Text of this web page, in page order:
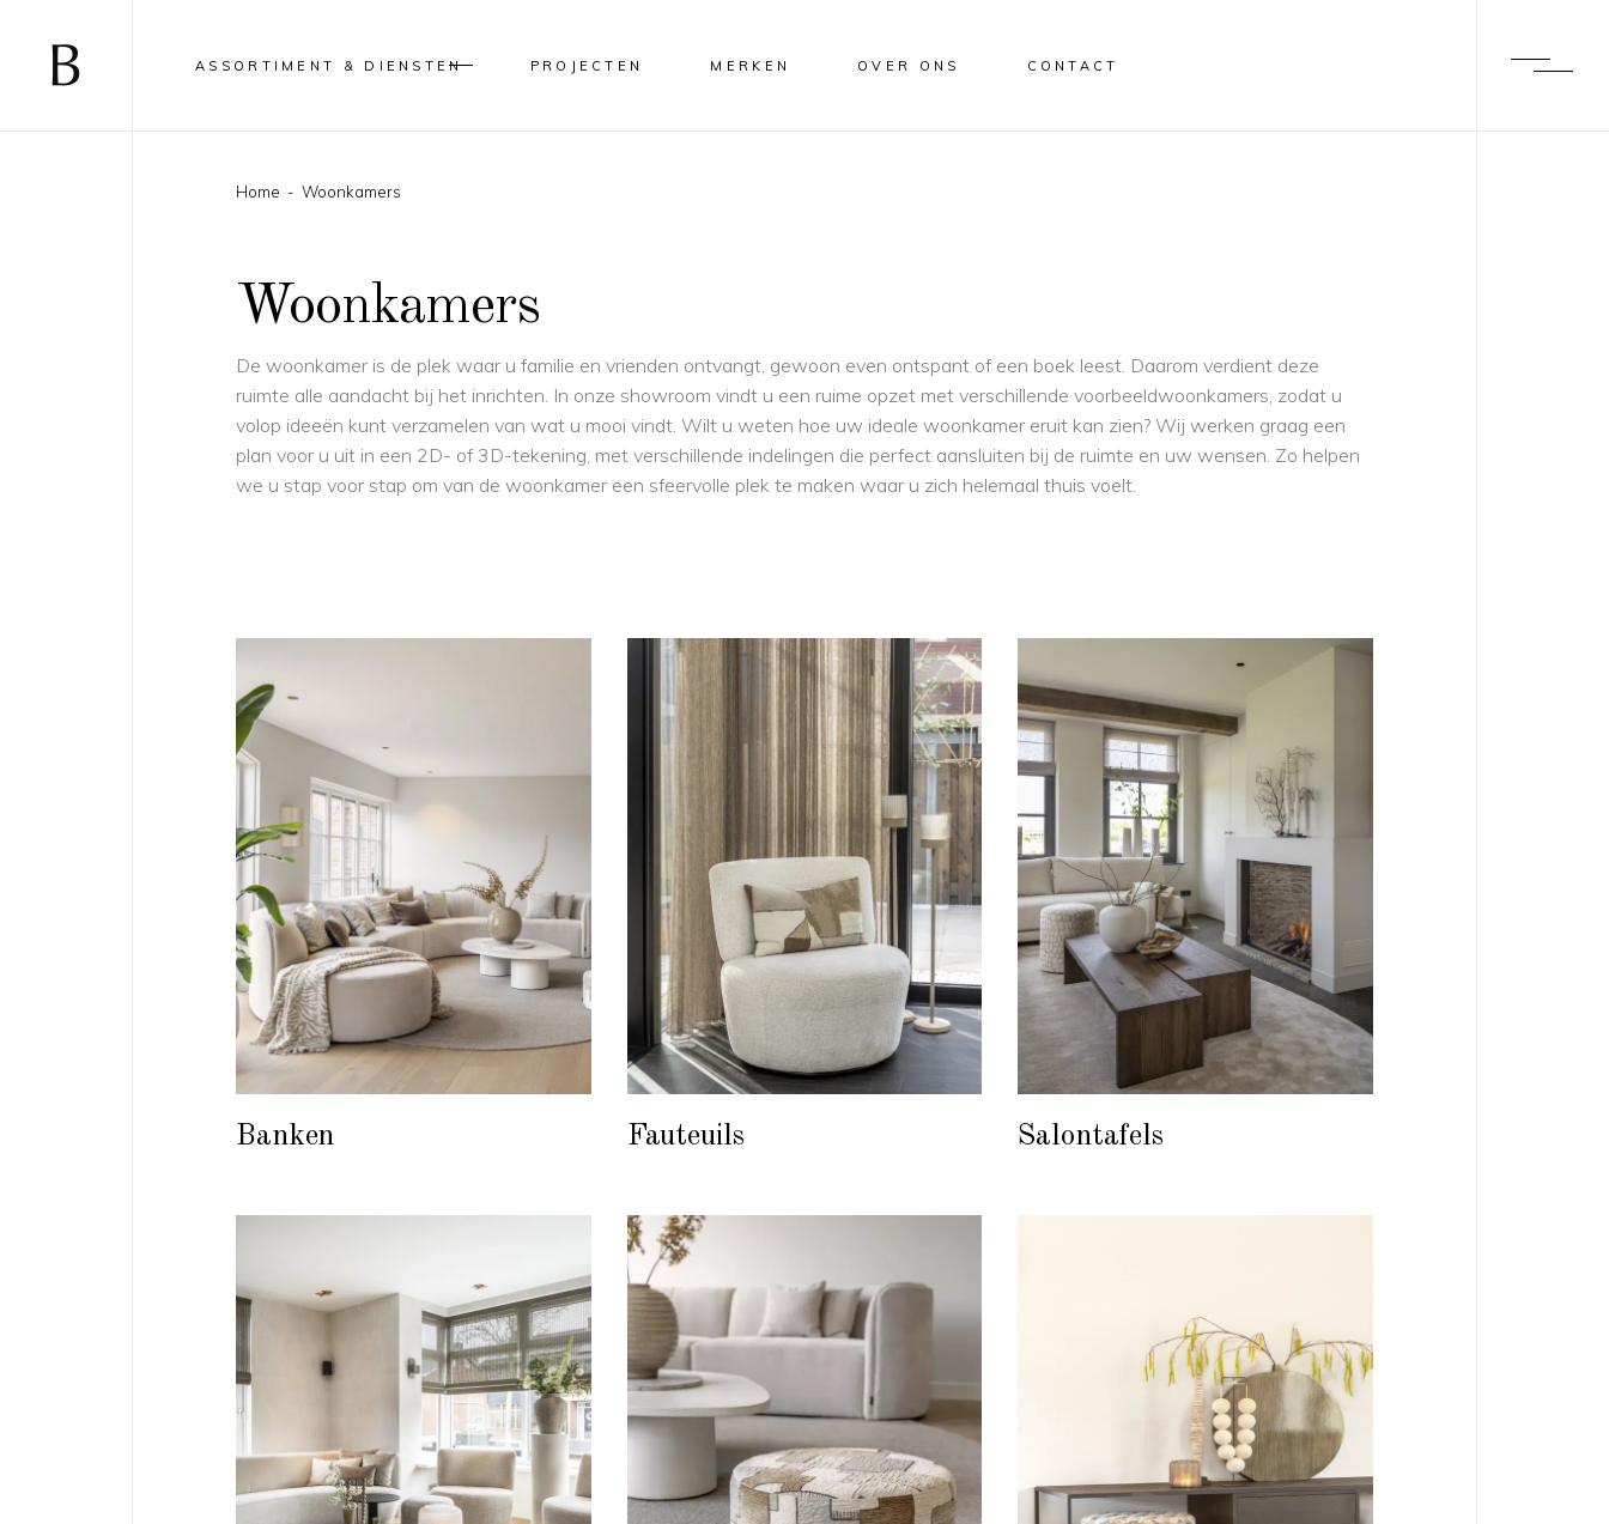
ASSORTIMENT & DIENSTEN PROJECTEN MERKEN OVER ONS CONTACT
Home - Woonkamers
Woonkamers
De woonkamer is de plek waar u familie en vrienden ontvangt, gewoon even ontspant of een boek leest. Daarom verdient deze
ruimte alle aandacht bij het inrichten. In onze showroom vindt u een ruime opzet met verschillende voorbeeldwoonkamers, zodat u
volop ideeën kunt verzamelen van wat u mooi vindt. Wilt u weten hoe uw ideale woonkamer eruit kan zien? Wij werken graag een
plan voor u uit in een 2D- of 3D-tekening, met verschillende indelingen die perfect aansluiten bij de ruimte en uw wensen. Zo helpen
we u stap voor stap om van de woonkamer een sfeervolle plek te maken waar u zich helemaal thuis voelt.
Banken Fauteuils Salontafels